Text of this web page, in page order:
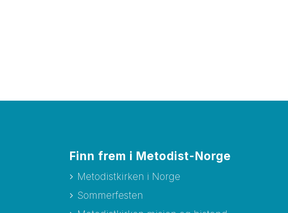
Finn frem i Metodist-Norge
Metodistkirken i Norge
Sommerfesten